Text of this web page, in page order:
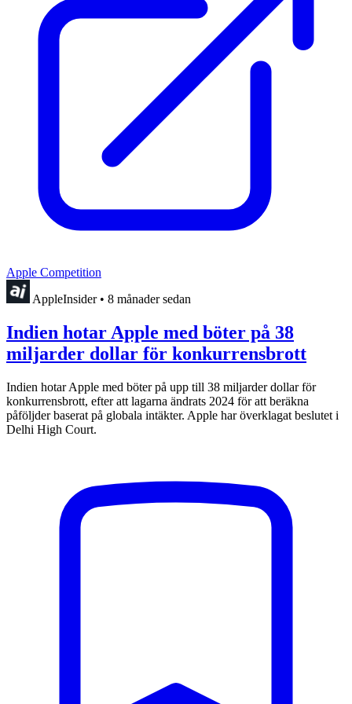
Apple Competition
AppleInsider • 8 månader sedan
Indien hotar Apple med böter på 38
miljarder dollar för konkurrensbrott
Indien hotar Apple med böter på upp till 38 miljarder dollar för
konkurrensbrott, efter att lagarna ändrats 2024 för att beräkna
påföljder baserat på globala intäkter. Apple har överklagat beslutet i
Delhi High Court.